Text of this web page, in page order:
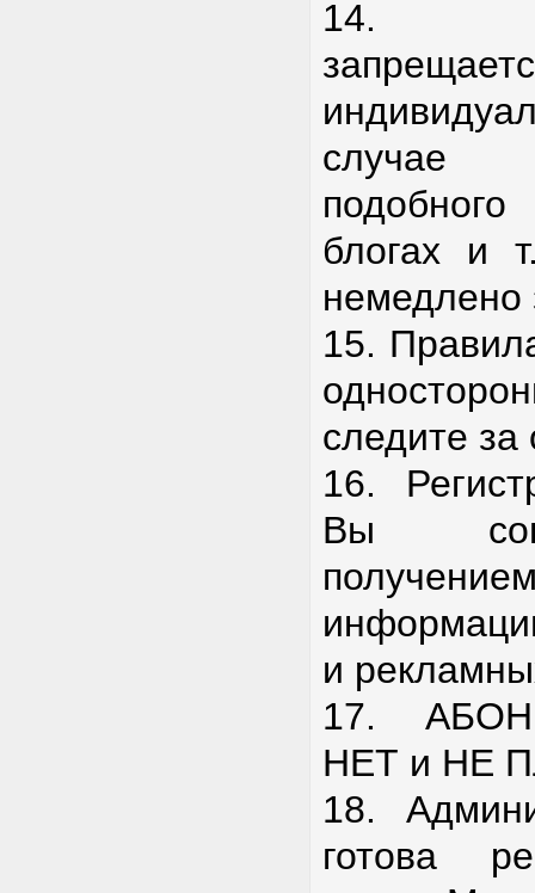
14.
случае
блогах и
немедлено
15.
следите
16.
Вы
и
17.
НЕТ и НЕ
18.
готова